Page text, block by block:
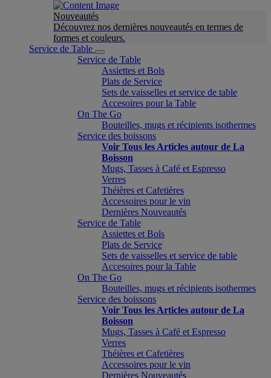
Nouveautés
Découvrez nos dernières nouveautés en termes de
formes et couleurs.
Service de Table
Service de Table
Assiettes et Bols
Plats de Service
Sets de vaisselles et service de table
Accesoires pour la Table
On The Go
Bouteilles, mugs et récipients isothermes
Service des boissons
Voir Tous les Articles autour de La
Boisson
Mugs, Tasses à Café et Espresso
Verres
Théières et Cafetières
Accessoires pour le vin
Dernières Nouveautés
Service de Table
Assiettes et Bols
Plats de Service
Sets de vaisselles et service de table
Accesoires pour la Table
On The Go
Bouteilles, mugs et récipients isothermes
Service des boissons
Voir Tous les Articles autour de La
Boisson
Mugs, Tasses à Café et Espresso
Verres
Théières et Cafetières
Accessoires pour le vin
Dernières Nouveautés